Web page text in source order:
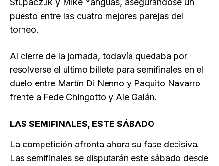
Stupaczuk y Mike Yanguas, asegurándose un
puesto entre las cuatro mejores parejas del
torneo.
Al cierre de la jornada, todavía quedaba por
resolverse el último billete para semifinales en el
duelo entre Martín Di Nenno y Paquito Navarro
frente a Fede Chingotto y Ale Galán.
LAS SEMIFINALES, ESTE SÁBADO
La competición afronta ahora su fase decisiva.
Las semifinales se disputarán este sábado desde